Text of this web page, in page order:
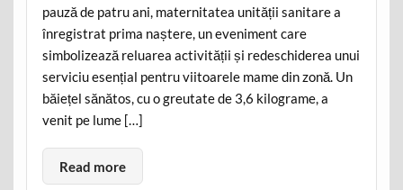
pauză de patru ani, maternitatea unității sanitare a
înregistrat prima naștere, un eveniment care
simbolizează reluarea activității și redeschiderea unui
serviciu esențial pentru viitoarele mame din zonă. Un
băiețel sănătos, cu o greutate de 3,6 kilograme, a
venit pe lume […]
Read more